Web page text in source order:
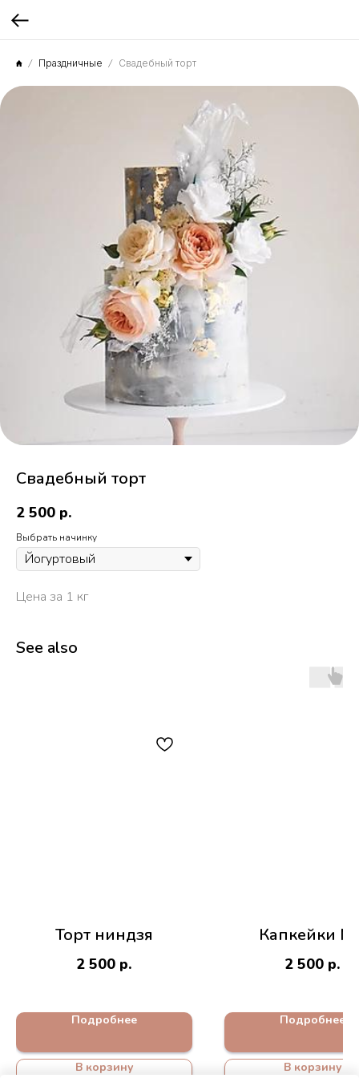
Праздничные Свадебный торт
Свадебный торт
2 500 р.
Выбрать начинку
Цена за 1 кг
See also
Торт ниндзя
2 500 р.
Подробнее
В корзину
Капкейки
2 500 р.
Подробнее
В корзину